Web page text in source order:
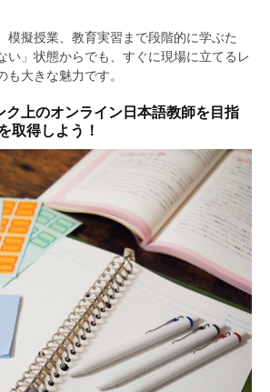
模擬授業、教育実習まで段階的に学ぶた
い」状態からでも、すぐに現場に立てるレ
大きな魅力です。
ク上のオンライン日本語教師を目指
取得しよう！